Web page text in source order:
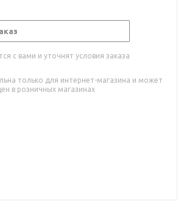
с вами и уточнят условия заказа
только для интернет-магазина и может
в розничных магазинах